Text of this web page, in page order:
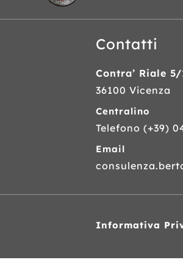
Contatti
Contra’ Riale
36100 Vicenza
Centralino
Telefono (+39)
Email
Informativa